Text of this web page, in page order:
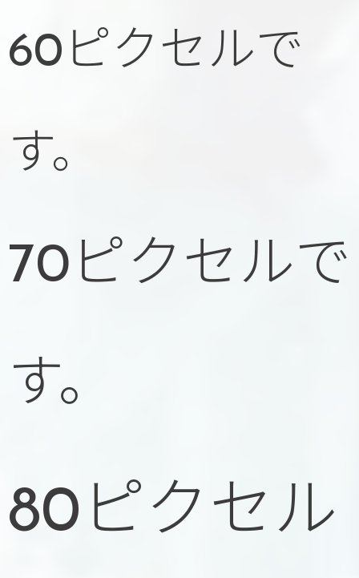
60ピクセルで
す。
70ピクセルで
す。
80ピクセル